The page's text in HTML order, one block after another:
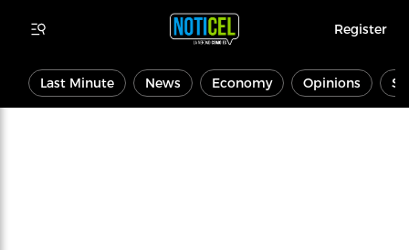
Register
Last Minute News Economy Opinions